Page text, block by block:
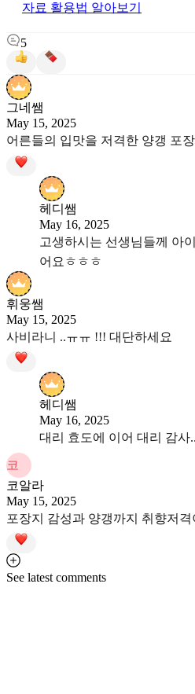
자료 활용법 알아보기
5
그네쌤
May 15, 2025
어른들의 입맛을 저격한 양갱 포
헤디쌤
May 16, 2025
고생하시는 선생님들께 아
어요ㅎㅎㅎ
휘웅쌤
May 15, 2025
사비라니 ..ㅠㅠ !!! 대단하세요
헤디쌤
May 16, 2025
대리 효도에 이어 대리 감사
코
코알라
May 15, 2025
포장지 감성과 양갱까지 취향저격
See latest comments